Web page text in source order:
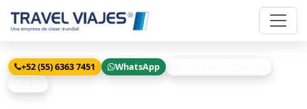
+52 (55) 6363 7451 WhatsApp